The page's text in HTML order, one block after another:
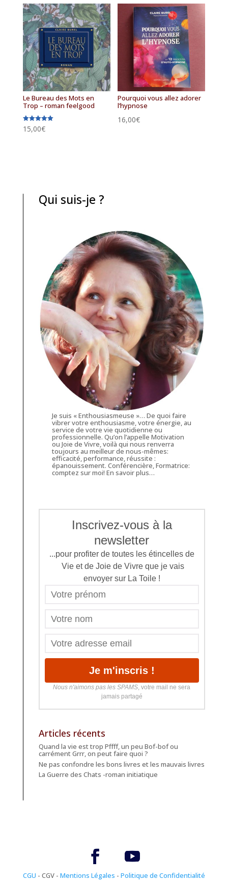
était :
8,50€.
est :
6,50€.
Le Bureau des Mots en
Trop – roman feelgood
Note
5.00
15,00€
Pourquoi vous allez adorer
l’hypnose
16,00€
Qui suis-je ?
Je suis « Enthousiasmeuse »… De quoi faire
vibrer votre enthousiasme, votre énergie, au
service de votre vie quotidienne ou
professionnelle. Qu’on l’appelle Motivation
ou Joie de Vivre, voilà qui nous renverra
toujours au meilleur de nous-mêmes:
efficacité, performance, réussite :
épanouissement. Conférencière, Formatrice:
comptez sur moi! En savoir plus…
Inscrivez-vous à la
newsletter
...pour profiter de toutes les étincelles de
Vie et de Joie de Vivre que je vais
envoyer sur La Toile !
Nous n'aimons pas les SPAMS , votre mail ne sera
jamais partagé
Articles récents
Quand la vie est trop Pffff, un peu Bof-bof ou
carrément Grrr, on peut faire quoi ?
Ne pas confondre les bons livres et les mauvais livres
La Guerre des Chats -roman initiatique
CGU - CGV - Mentions Légales - Politique de Confidentialité